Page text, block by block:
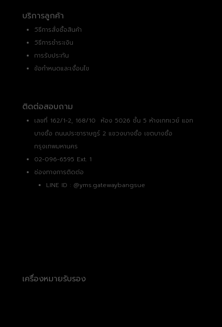
บริการลูกค้า
วิธีการสั่งซื้อสินค้า
วิธีการชำระเงิน
การรับประกัน
ข้อกำหนดและเงื่อนไข
ติดต่อสอบถาม
เลขที่ 162/1-2, 168/10 ห้อง 5026 ชั้น 5 ห้างเกทเวย์ แอท
บางซื่อ ถนนประชาราษฎร์ 2 แขวงบางซื่อ เขตบางซื่อ
กรุงเทพมหานคร
02-096-6595 Ext. 1
ช่องทางการติดต่อ
LINE ID : @yms.gatewaybangsue
เครื่องหมายรับรอง